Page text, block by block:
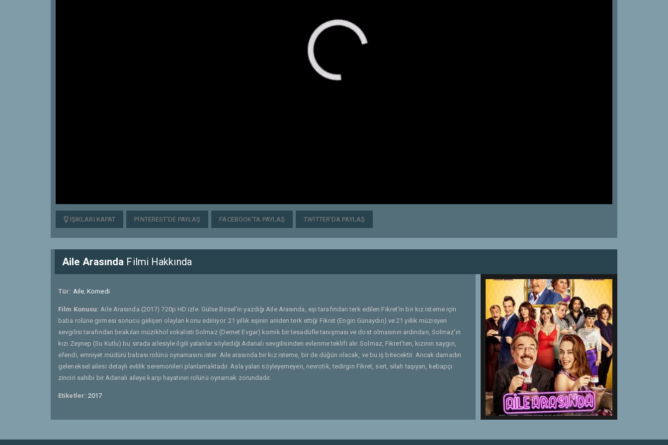
IŞIKLARI KAPAT PINTEREST'DE PAYLAŞ FACEBOOK'TA PAYLAŞ TWITTER'DA PAYLAŞ
Aile Arasında Filmi Hakkında
Tür: Aile,Komedi
Film Konusu:Aile Arasında (2017) 720p HD izle. Gülse Birsel'in yazdığı Aile Arasında, eşi tarafından terk edilen Fikret'in bir kız isteme için
baba rolüne girmesi sonucu gelişen olayları konu ediniyor. 21 yıllık eşinin aniden terk ettiği Fikret (Engin Günaydın) ve 21 yıllık müzisyen
sevgilisi tarafından bırakılan müzikhol vokalisti Solmaz (Demet Evgar) komik bir tesadüfle tanışması ve dost olmasının ardından, Solmaz'ın
kızı Zeynep (Su Kutlu) bu sırada ailesiyle ilgili yalanlar söylediği Adanalı sevgilisinden evlenme teklifi alır. Solmaz, Fikret'ten, kızının saygın,
efendi, emniyet müdürü babası rolünü oynamasını ister. Aile arasında bir kız isteme, bir de düğün olacak, ve bu iş bitecektir. Ancak damadın
geleneksel ailesi detaylı evlilik seremonileri planlamaktadır. Asla yalan söyleyemeyen, nevrotik, tedirgin Fikret, sert, silah taşıyan, kebapçı
zinciri sahibi bir Adanalı aileye karşı hayatının rolünü oynamak zorundadır.
Etiketler:2017